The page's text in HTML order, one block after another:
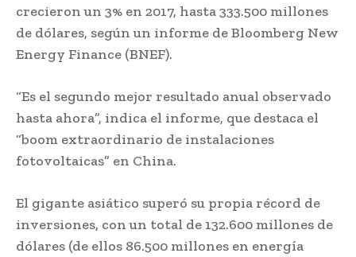
crecieron un 3% en 2017, hasta 333.500 millones
de dólares, según un informe de Bloomberg New
Energy Finance (BNEF).
“Es el segundo mejor resultado anual observado
hasta ahora”, indica el informe, que destaca el
“boom extraordinario de instalaciones
fotovoltaicas” en China.
El gigante asiático superó su propia récord de
inversiones, con un total de 132.600 millones de
dólares (de ellos 86.500 millones en energía